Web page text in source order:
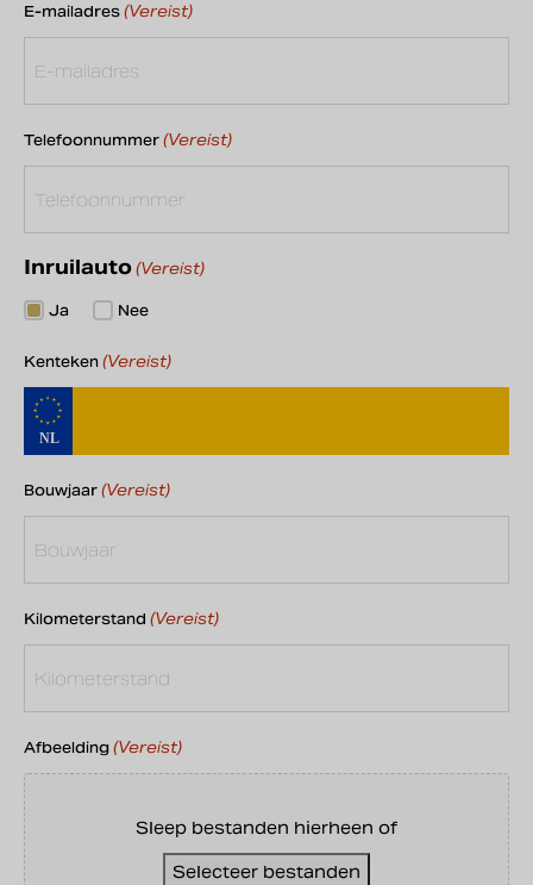
E-mailadres (Vereist)
Telefoonnummer (Vereist)
Inruilauto(Vereist)
Ja Nee
Kenteken (Vereist)
Bouwjaar (Vereist)
Kilometerstand (Vereist)
Afbeelding (Vereist)
Sleep bestanden hierheen of
Selecteer bestanden